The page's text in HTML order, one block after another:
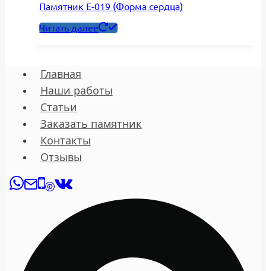
Памятник Е-019 (Форма сердца)
Читать далее
Главная
Наши работы
Статьи
Заказать памятник
Контакты
Отзывы